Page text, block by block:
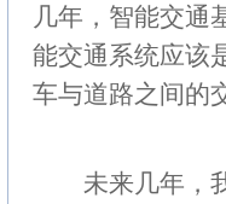
几年，智能交通
能交通系统应该
车与道路之间的
未来几年，我